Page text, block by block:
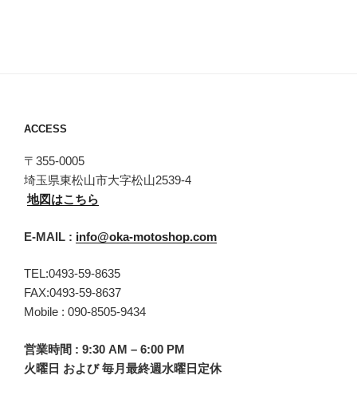
ACCESS
〒355-0005
埼玉県東松山市大字松山2539-4
地図はこちら
E-MAIL : info@oka-motoshop.com
TEL:0493-59-8635
FAX:0493-59-8637
Mobile : 090-8505-9434
営業時間 : 9:30 AM – 6:00 PM
火曜日 および 毎月最終週水曜日定休